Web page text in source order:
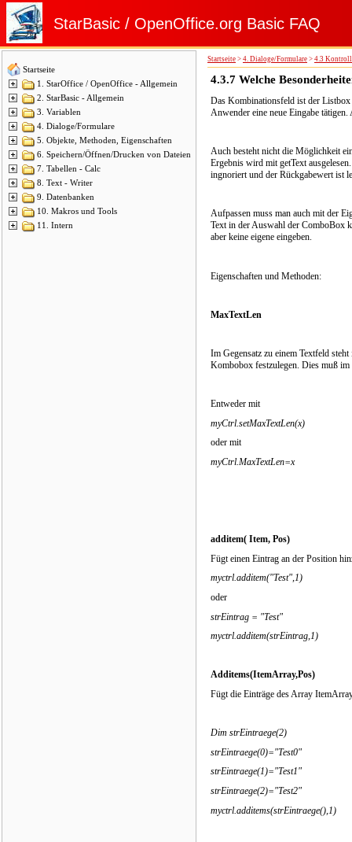
StarBasic / OpenOffice.org Basic FAQ
Startseite
1. StarOffice / OpenOffice - Allgemein
2. StarBasic - Allgemein
3. Variablen
4. Dialoge/Formulare
5. Objekte, Methoden, Eigenschaften
6. Speichern/Öffnen/Drucken von Dateien
7. Tabellen - Calc
8. Text - Writer
9. Datenbanken
10. Makros und Tools
11. Intern
Startseite > 4. Dialoge/Formulare > 4.3
4.3.7 Welche
Das Kombinationsfeld ist der
Anwender eine neue Eingabe
Auch besteht nicht die Möglichkeit
Ergebnis wird mit getText
ingnoriert und der Rückgabewert ist
Aufpassen muss man auch mit der
Text in der Auswahl der ComboBox
aber keine eigene eingeben.
Eigenschaften und Methoden:
MaxTextLen
Im Gegensatz zu einem Textfeld
Kombobox festzulegen. Dies muß
Entweder mit
myCtrl.setMaxTextLen(x)
oder mit
myCtrl.MaxTextLen=x
additem( Item, Pos)
Fügt einen Eintrag an der Position
myctrl.additem("Test",1)
oder
strEintrag = "Test"
myctrl.additem(strEintrag,1)
Additems(ItemArray,Pos)
Fügt die Einträge des Array
Dim strEintraege(2)
strEintraege(0)="Test0"
strEintraege(1)="Test1"
strEintraege(2)="Test2"
myctrl.additems(strEintraege(),1)